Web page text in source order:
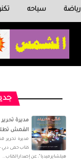
رياضة سياحه
مديرة
القمش
مديرة تحرير
كتاب حمى دبي -
هيلشاير ميديا"، عن إصدار الكتاب..